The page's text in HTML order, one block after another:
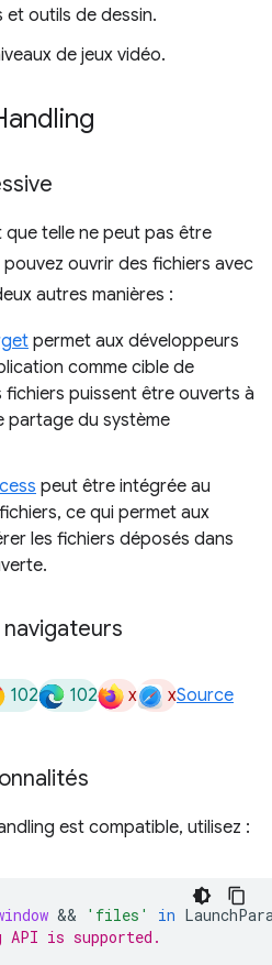
et outils de dessin.
de jeux vidéo.
que telle ne peut pas être
ouvrir des fichiers avec
autres manières :
permet aux développeurs
comme cible de
puissent être ouverts à
partage du système
peut être intégrée au
ce qui permet aux
les fichiers déposés dans
102 102 x xSource
est compatible, utilisez :
&& 'files' in
is supported.